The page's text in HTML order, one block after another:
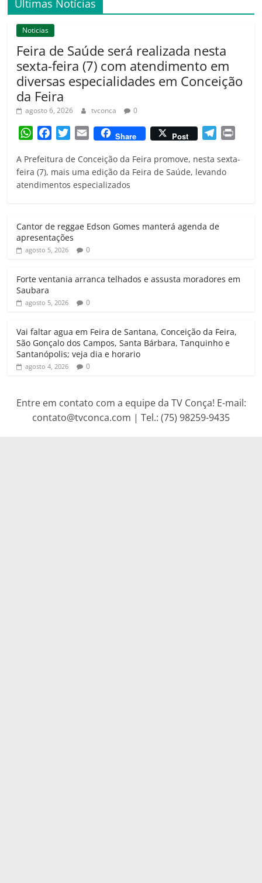
Últimas Notícias
Noticias
Feira de Saúde será realizada nesta
sexta-feira (7) com atendimento em
diversas especialidades em Conceição
da Feira
agosto 6, 2026 tvconca 0
W
a
t
s
p
c
e
b
k
i
t
t
a
l
Share Post
l
e
m
i
A Prefeitura de Conceição da Feira promove, nesta sexta-
feira (7), mais uma edição da Feira de Saúde, levando
atendimentos especializados
Cantor de reggae Edson Gomes manterá agenda de
apresentações
agosto 5, 2026 0
Forte ventania arranca telhados e assusta moradores em
Saubara
agosto 5, 2026 0
Vai faltar agua em Feira de Santana, Conceição da Feira,
São Gonçalo dos Campos, Santa Bárbara, Tanquinho e
Santanópolis; veja dia e horario
agosto 4, 2026 0
Entre em contato com a equipe da TV Conça! E-mail:
contato@tvconca.com | Tel.: (75) 98259-9435